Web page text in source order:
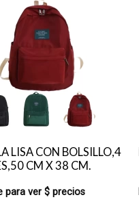
LISA CON BOLSILLO,4
CM X 38 CM.
para ver $ precios